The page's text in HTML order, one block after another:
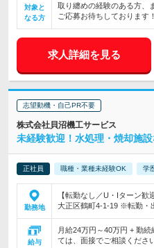
対象と
なる方
取り纏めの経験のある方、
ご応募お待ちしております！
求人詳細を見る
志望動機・自己PR不要
株式会社貝沼機工サービス
未経験歓迎！水処理・焼却施
正社員 職種・業種未経験OK 学
勤務地
【転勤なし／U・Iターン
大正区鶴町4-1-19 ※転勤・
給与
月給24万円～40万円 + 勤
ては、面接でご相談くださ